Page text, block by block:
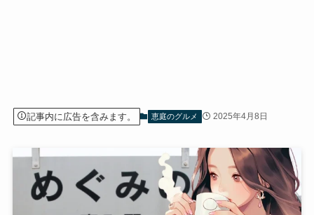
記事内に広告を含みます。 恵庭のグルメ 2025年4月8日